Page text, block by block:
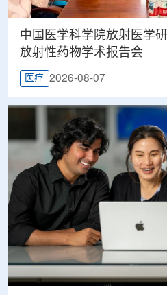
中国医学科学院放射医学
放射性药物学术报告会
医疗 2026-08-07